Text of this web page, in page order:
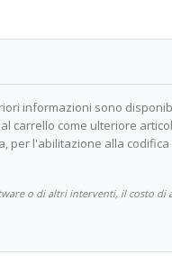
informazioni sono
carrello come ulteriore
per l'abilitazione alla
o di altri interventi, il costo di